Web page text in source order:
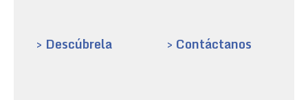
> Descúbrela > Contáctanos